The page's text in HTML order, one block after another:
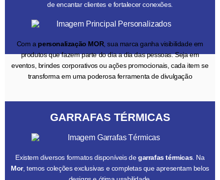
de encantar clientes e fortalecer conexões.
Com a personalização MOR, sua marca ganha visibilidade em
produtos que fazem parte do dia a dia das pessoas. Seja em
eventos, brindes corporativos ou ações promocionais, cada item se
transforma em uma poderosa ferramenta de divulgação
GARRAFAS TÉRMICAS
Existem diversos formatos disponíveis degarrafas térmicas . Na
Mor, temos coleções exclusivas e completas que apresentam belos